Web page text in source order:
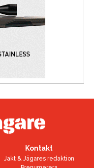
Kontakt
Jakt & Jägares redaktion